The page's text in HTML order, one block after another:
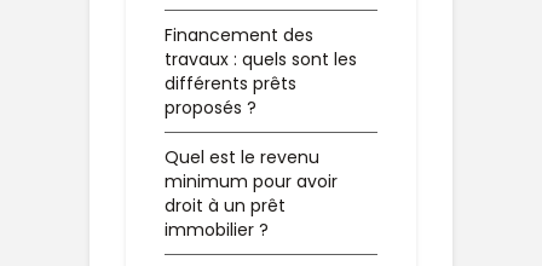
Financement des
travaux : quels sont les
différents prêts
proposés ?
Quel est le revenu
minimum pour avoir
droit à un prêt
immobilier ?